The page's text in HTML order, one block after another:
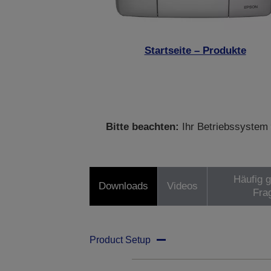
Startseite – Produkte
Bitte beachten:
Ihr
Downloads Videos
Häufig
Product Setup